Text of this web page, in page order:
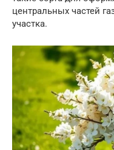
центральных частей
участка.